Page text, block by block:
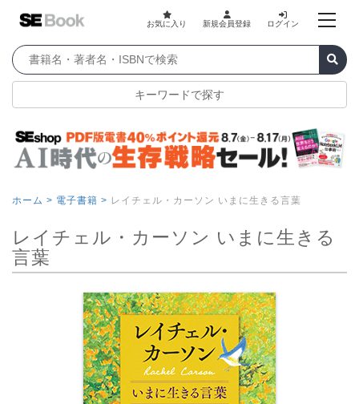
お気に入り 新規会員登録 ログイン
キーワードで探す
ホーム > 電子書籍 > レイチェル・カーソン いまに生きる言葉
レイチェル・カーソン いまに生きる
言葉